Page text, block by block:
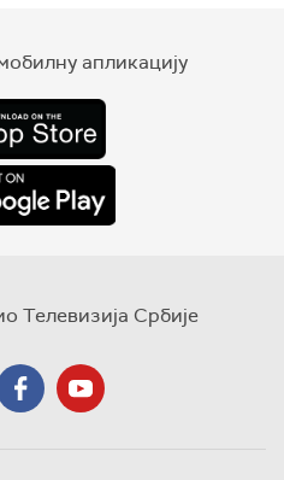
апликацију
Телевизија Србије